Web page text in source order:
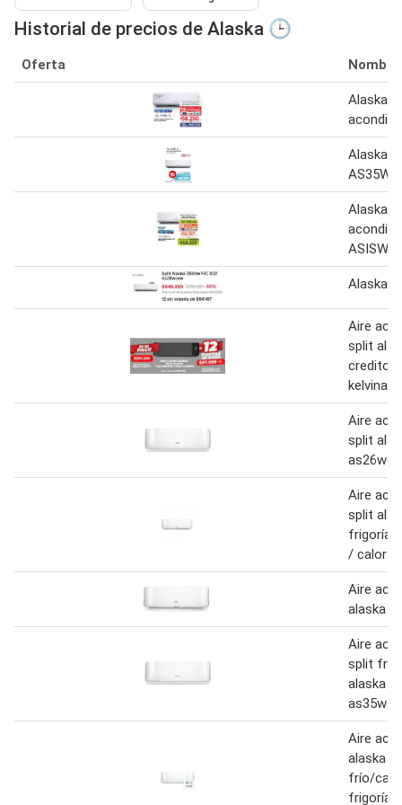
Historial de precios de Alaska 🕒
Oferta Nombre
Alaska
Alaska
Alaska
Alaska
Aire
split
credito /
Aire
split
Aire
split
frigorías
/ calor
Aire
alaska
Aire
split
alaska
Aire
alaska
frío/
frigorías